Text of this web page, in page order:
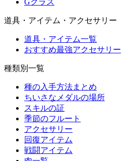
Gクラス
道具・アイテム・アクセサリー
道具・アイテム一覧
おすすめ最強アクセサリー
種類別一覧
種の入手方法まとめ
ちいさなメダルの場所
スキルの証
季節のフルート
アクセサリー
回復アイテム
戦闘アイテム